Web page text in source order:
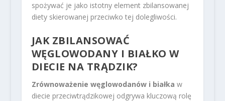
spożywać je jako istotny element zbilansowanej
diety skierowanej przeciwko tej dolegliwości.
JAK ZBILANSOWAĆ
WĘGLOWODANY I BIAŁKO W
DIECIE NA TRĄDZIK?
Zrównoważenie węglowodanów i białka w
diecie przeciwtrądzikowej odgrywa kluczową rolę